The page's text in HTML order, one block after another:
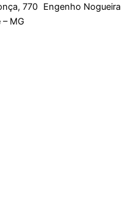
770 Engenho Nogueira
MG